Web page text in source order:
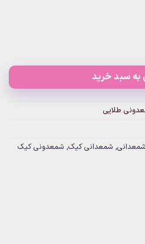
به سبد خرید
طلایی
, شمعدانی کیک, شمعدونی کیک